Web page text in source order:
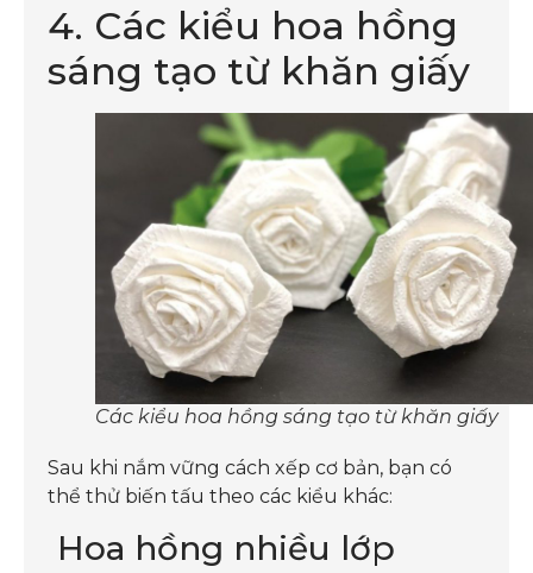
4. Các kiểu hoa hồng
sáng tạo từ khăn giấy
Các kiểu hoa hồng sáng tạo từ khăn giấy
Sau khi nắm vững cách xếp cơ bản, bạn có
thể thử biến tấu theo các kiểu khác:
Hoa hồng nhiều lớp